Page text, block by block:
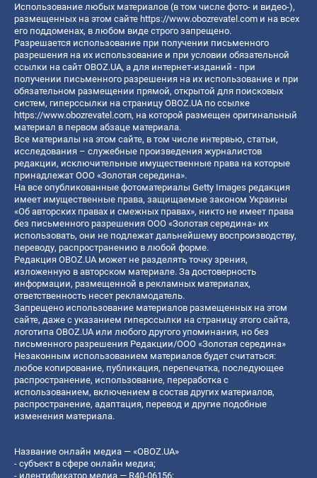
Использование любых материалов (в том числе фото- и видео-),
размещенных на этом сайте https://www.obozrevatel.com и на всех
его поддоменах, в любом виде строго запрещено.
Разрешается использование при получении письменного
разрешения на их использование и при условии обязательной
ссылки на сайт OBOZ.UA, а для интернет-изданий - при
получении письменного разрешения на их использование и при
обязательном размещении прямой, открытой для поисковых
систем, гиперссылки на страницу OBOZ.UA по ссылке
https://www.obozrevatel.com, на которой размещен оригинальный
материал в первом абзаце материала.
Все материалы на этом сайте, в том числе интервью, статьи,
исследования – служебные произведения журналистов
редакции, исключительные имущественные права на которые
принадлежат ООО «Золотая середина».
На все опубликованные фотоматериалы Getty Images редакция
имеет имущественные права, защищаемые законом Украины
«Об авторских правах и смежных правах», никто не имеет права
без письменного разрешения ООО «Золотая середина» их
использовать, они не подлежат дальнейшему воспроизводству,
переводу, распространению в любой форме.
Редакция OBOZ.UA может не разделять точку зрения,
изложенную в авторском материале. За достоверность
информации, размещенной в рекламных материалах,
ответственность несет рекламодатель.
Запрещено использование материалов размещенных на этом
сайте, даже с указанием гиперссылки на страницу этого сайта,
логотипа OBOZ.UA или любого другого упоминания, но без
письменного разрешения Редакции/ООО «Золотая середина»
Незаконным использованием материалов будет считаться:
любое копирование, публикация, перепечатка, последующее
распространение, использование, переработка с
использованием, включением в состав других материалов,
распространение, адаптация, перевод и другие подобные
изменения материала.
Название онлайн медиа — «OBOZ.UA»
- субъект в сфере онлайн медиа;
- идентификатор медиа — R40-06156;